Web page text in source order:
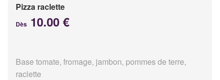
Pizza raclette
Dès 10.00 €
Base tomate, fromage, jambon, pommes de terre,
raclette